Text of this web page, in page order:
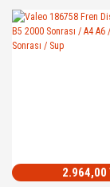
2.964,00